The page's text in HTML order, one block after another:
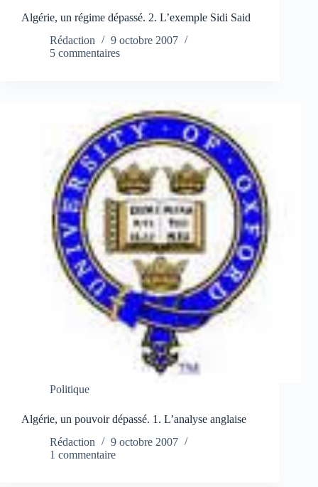
Algérie, un régime dépassé. 2. L’exemple Sidi Said
Rédaction
9 octobre 2007
5 commentaires
Politique
Algérie, un pouvoir dépassé. 1. L’analyse anglaise
Rédaction
9 octobre 2007
1 commentaire